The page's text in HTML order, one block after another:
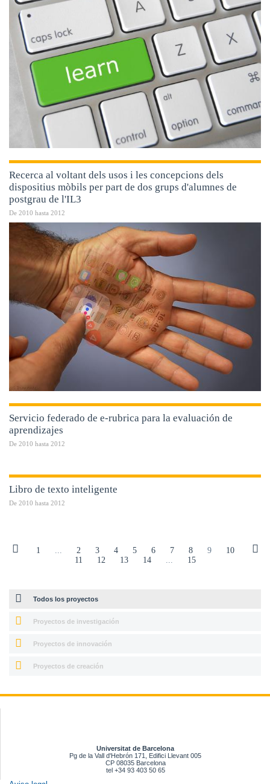
Recerca al voltant dels usos i les concepcions dels
dispositius mòbils per part de dos grups d'alumnes de
postgrau de l'IL3
De 2010 hasta 2012
Servicio federado de e-rubrica para la evaluación de
aprendizajes
De 2010 hasta 2012
Libro de texto inteligente
De 2010 hasta 2012
1 ... 2 3 4 5 6 7 8 9
10
11
12 13 14 ... 15
Todos los proyectos
Proyectos de investigación
Proyectos de innovación
Proyectos de creación
Universitat de Barcelona
Pg de la Vall d'Hebrón 171, Edifici Llevant 005
CP 08035 Barcelona
tel +34 93 403 50 65